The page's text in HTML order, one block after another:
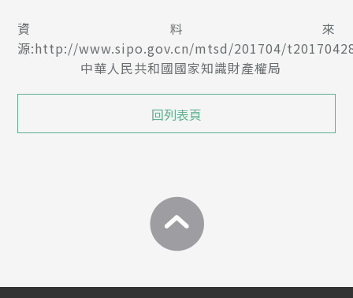
資料來
源:http://www.sipo.gov.cn/mtsd/201704/
中華人民共和國國家知識財產權局
回列表頁